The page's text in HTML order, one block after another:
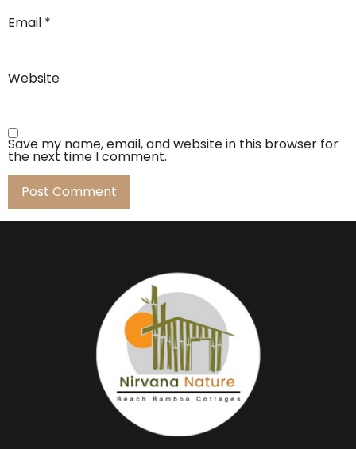
Email *
Website
Save my name, email, and website in this browser for
the next time I comment.